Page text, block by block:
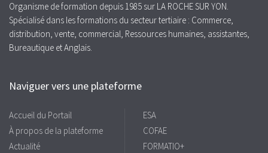
Organisme de formation depuis 1985 sur LA ROCHE SUR YON.
Spécialisé dans les formations du secteur tertiaire : Commerce,
distribution, vente, commercial, Ressources humaines, assistantes,
Bureautique et Anglais.
Naviguer vers une plateforme
Accueil du Portail
À propos de la plateforme
Actualité
ESA
COFAE
FORMATIO+